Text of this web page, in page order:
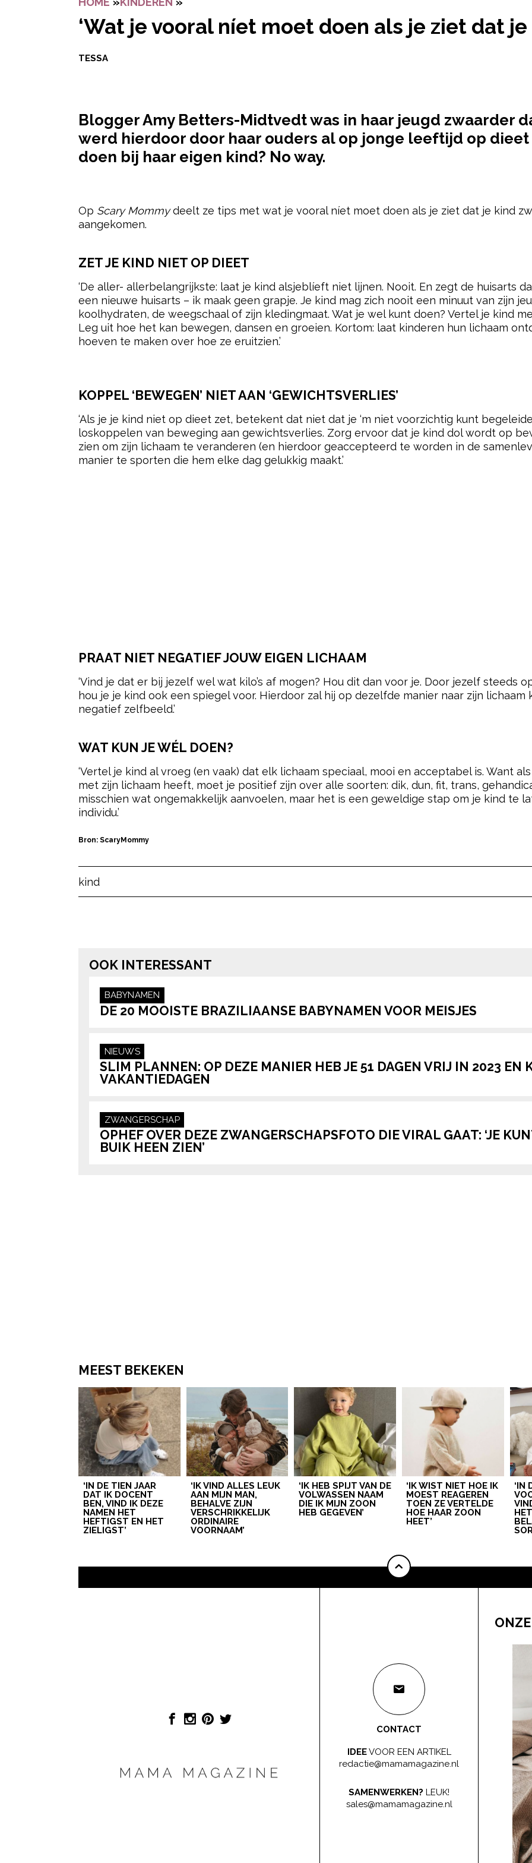
‘Wat je vooral níet moet doen als je ziet dat
TESSA
Blogger Amy Betters-Midtvedt was in haar jeugd zwaarder
werd hierdoor door haar ouders al op jonge leeftijd op dieet
doen bij haar eigen kind? No way.
Op Scary Mommydeelt ze tips met wat je vooral níet moet doen als je ziet dat je kind
aangekomen.
ZET JE KIND NIET OP DIEET
‘De aller- allerbelangrijkste: laat je kind alsjeblíeft niet lijnen. Nooit. En zegt de huisarts
een nieuwe huisarts – ik maak geen grapje. Je kind mag zich nooit een minuut van zijn
koolhydraten, de weegschaal of zijn kledingmaat. Wat je wel kunt doen? Vertel je kind
Leg uit hoe het kan bewegen, dansen en groeien. Kortom: laat kinderen hun lichaam
hoeven te maken over hoe ze eruitzien.’
KOPPEL ‘BEWEGEN’ NIET AAN ‘GEWICHTSVERLIES’
‘Als je je kind niet op dieet zet, betekent dat niet dat je ‘m niet voorzichtig kunt
loskoppelen van beweging aan gewichtsverlies. Zorg ervoor dat je kind dol wordt op
zien om zijn lichaam te veranderen (en hierdoor geaccepteerd te worden in de
manier te sporten die hem elke dag gelukkig maakt.’
PRAAT NIET NEGATIEF JOUW EIGEN LICHAAM
‘Vind je dat er bij jezelf wel wat kilo’s af mogen? Hou dit dan voor je. Door jezelf steeds
hou je je kind ook een spiegel voor. Hierdoor zal hij op dezelfde manier naar zijn
negatief zelfbeeld.’
WAT KUN JE WÉL DOEN?
‘Vertel je kind al vroeg (en vaak) dat elk lichaam speciaal, mooi en acceptabel is. Want
met zijn lichaam heeft, moet je positief zijn over alle soorten: dik, dun, fit, trans,
misschien wat ongemakkelijk aanvoelen, maar het is een geweldige stap om je kind te
individu.’
Bron: ScaryMommy
Post Views: 41
kind
OOK INTERESSANT
BABYNAMEN
DE 20 MOOISTE BRAZILIAANSE BABYNAMEN VOOR MEISJES
NIEUWS
SLIM PLANNEN: OP DEZE MANIER HEB JE 51 DAGEN VRIJ IN 2023 EN
VAKANTIEDAGEN
ZWANGERSCHAP
OPHEF OVER DEZE ZWANGERSCHAPSFOTO DIE VIRAL GAAT: ‘JE
BUIK HEEN ZIEN’
MEEST BEKEKEN
‘IN DE TIEN JAAR
DAT IK DOCENT
BEN, VIND IK DEZE
NAMEN HET
HEFTIGST EN HET
ZIELIGST’
‘IK VIND ALLES LEUK
AAN MIJN MAN,
BEHALVE ZIJN
VERSCHRIKKELIJK
ORDINAIRE
VOORNAAM’
‘IK HEB SPIJT VAN DE
VOLWASSEN NAAM
DIE IK MIJN ZOON
HEB GEGEVEN’
‘IK WIST NIET HOE IK
MOEST REAGEREN
TOEN ZE VERTELDE
HOE HAAR ZOON
HEET’
‘IN
HET
CONTACT
IDEEVOOR EEN ARTIKEL
redactie@mamamagazine.nl
SAMENWERKEN? LEUK!
sales@mamamagazine.nl